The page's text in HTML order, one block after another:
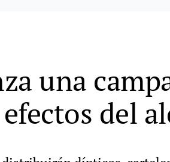
una
del